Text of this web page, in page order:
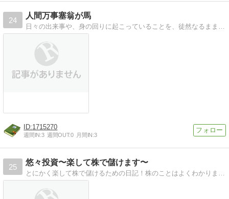
24
人間万事塞翁が馬
1715270
週間IN:3 週間OUT:0 月間IN:3
25
悠々投資〜楽して株で儲けます〜